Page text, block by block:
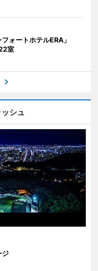
フォートホテルERA」
室
シュ
ジ